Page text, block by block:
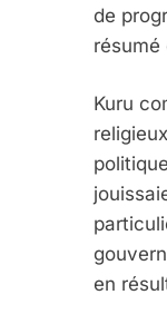
de
résumé
Kuru
en